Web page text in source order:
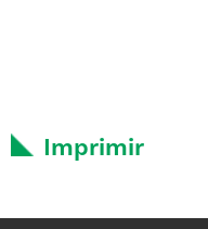
Imprimir